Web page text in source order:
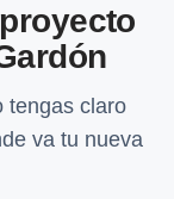
tengas claro
va tu nueva